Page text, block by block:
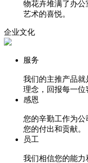
物花卉堆满了办
艺术的喜悦。
企业文化
服务
我们的主推产品
理念，回报每一位
感恩
您的辛勤工作为
您的付出和贡献。
员工
我们相信您的能